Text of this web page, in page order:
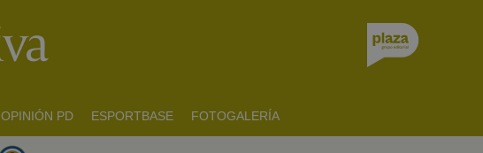
OPINIÓN PD ESPORTBASE FOTOGALERÍA